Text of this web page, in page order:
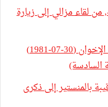
لقاء مزالي إلى زيارة
الطيب البكوش: بين قصر الحكومة وقضية الإخوان (30-07-1981)
بالمنستير إلى ذكرى